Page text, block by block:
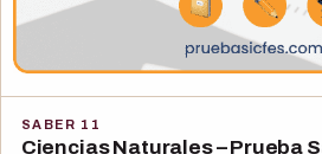
SABER 11
Ciencias Naturales – Prueba